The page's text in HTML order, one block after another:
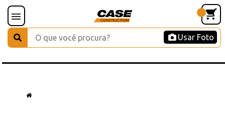
Usar Foto